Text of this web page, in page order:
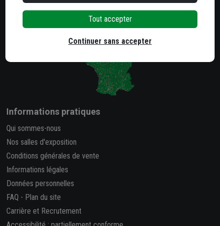
dans toute la France
Trouvez votre agence la plus proche
Informations pratiques
Qui sommes-nous
Nos salles d'exposition
Conditions générales de vente
Informations légales
Données personnelles
FAQ - Plan du site
Carrière et Recrutement
Tout accepter
Continuer sans accepter